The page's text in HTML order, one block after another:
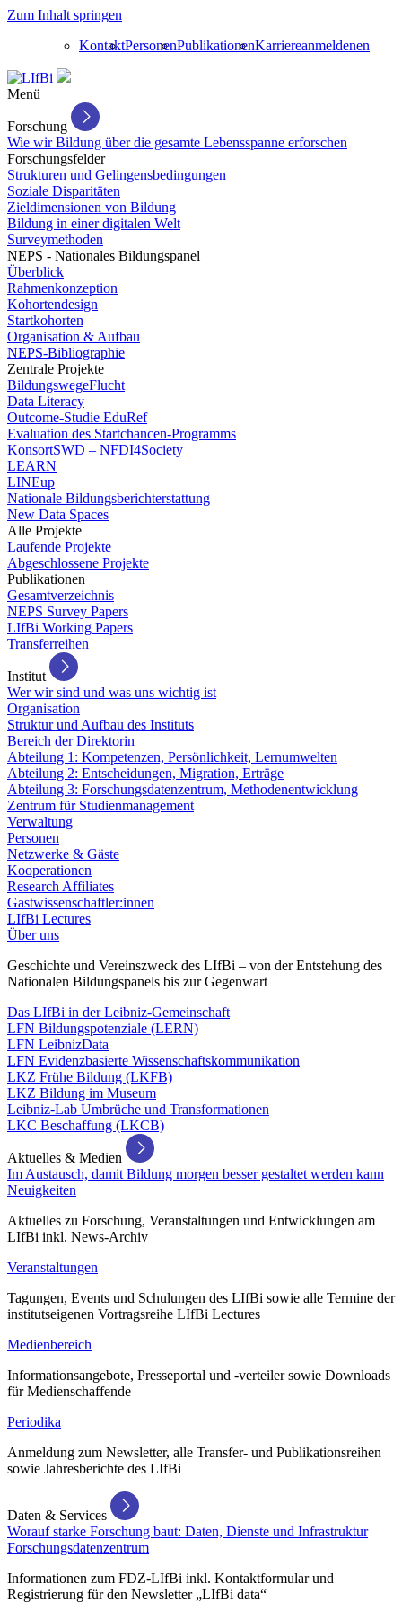
Zum Inhalt springen
KontaktPersonenPublikationenKarriereanmeldenen
Menü
Forschung
Wie wir Bildung über die gesamte Lebensspanne erforschen
Forschungsfelder
Strukturen und Gelingensbedingungen
Soziale Disparitäten
Zieldimensionen von Bildung
Bildung in einer digitalen Welt
Surveymethoden
NEPS - Nationales Bildungspanel
Überblick
Rahmenkonzeption
Kohortendesign
Startkohorten
Organisation & Aufbau
NEPS-Bibliographie
Zentrale Projekte
BildungswegeFlucht
Data Literacy
Outcome-Studie EduRef
Evaluation des Startchancen-Programms
KonsortSWD – NFDI4Society
LEARN
LINEup
Nationale Bildungsberichterstattung
New Data Spaces
Alle Projekte
Laufende Projekte
Abgeschlossene Projekte
Publikationen
Gesamtverzeichnis
NEPS Survey Papers
LIfBi Working Papers
Transferreihen
Institut
Wer wir sind und was uns wichtig ist
Organisation
Struktur und Aufbau des Instituts
Bereich der Direktorin
Abteilung 1: Kompetenzen, Persönlichkeit, Lernumwelten
Abteilung 2: Entscheidungen, Migration, Erträge
Abteilung 3: Forschungsdatenzentrum, Methodenentwicklung
Zentrum für Studienmanagement
Verwaltung
Personen
Netzwerke & Gäste
Kooperationen
Research Affiliates
Gastwissenschaftler:innen
LIfBi Lectures
Über uns
Geschichte und Vereinszweck des LIfBi – von der Entstehung des
Nationalen Bildungspanels bis zur Gegenwart
Das LIfBi in der Leibniz-Gemeinschaft
LFN Bildungspotenziale (LERN)
LFN LeibnizData
LFN Evidenzbasierte Wissenschaftskommunikation
LKZ Frühe Bildung (LKFB)
LKZ Bildung im Museum
Leibniz-Lab Umbrüche und Transformationen
LKC Beschaffung (LKCB)
Aktuelles & Medien
Im Austausch, damit Bildung morgen besser gestaltet werden kann
Neuigkeiten
Aktuelles zu Forschung, Veranstaltungen und Entwicklungen am
LIfBi inkl. News-Archiv
Veranstaltungen
Tagungen, Events und Schulungen des LIfBi sowie alle Termine der
institutseigenen Vortragsreihe LIfBi Lectures
Medienbereich
Informationsangebote, Presseportal und -verteiler sowie Downloads
für Medienschaffende
Periodika
Anmeldung zum Newsletter, alle Transfer- und Publikationsreihen
sowie Jahresberichte des LIfBi
Daten & Services
Worauf starke Forschung baut: Daten, Dienste und Infrastruktur
Forschungsdatenzentrum
Informationen zum FDZ-LIfBi inkl. Kontaktformular und
Registrierung für den Newsletter „LIfBi data“